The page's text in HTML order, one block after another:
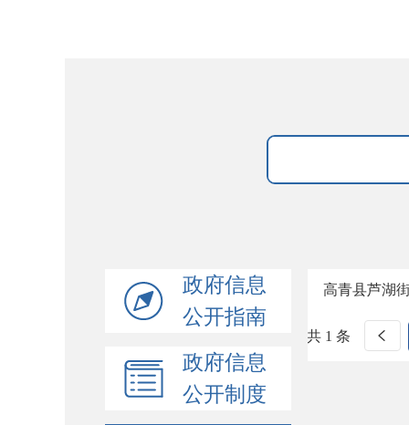
政府信息
公开指南
政府信息
公开制度
高青县芦湖
共 1 条